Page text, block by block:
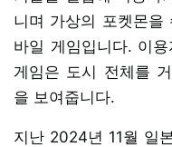
니며 가상의 포켓몬을
바일 게임입니다. 이
게임은 도시 전체를
을 보여줍니다.
지난 2024년 11월 일